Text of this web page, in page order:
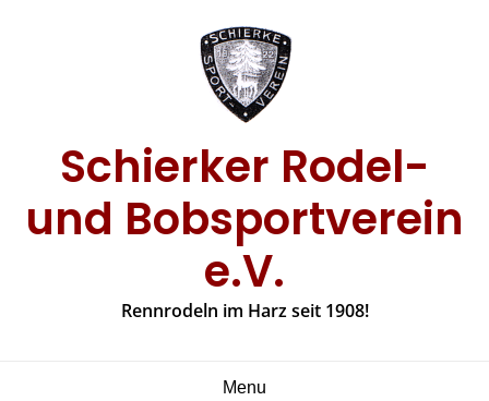
Schierker Rodel-
und Bobsportverein
e.V.
Rennrodeln im Harz seit 1908!
Menu